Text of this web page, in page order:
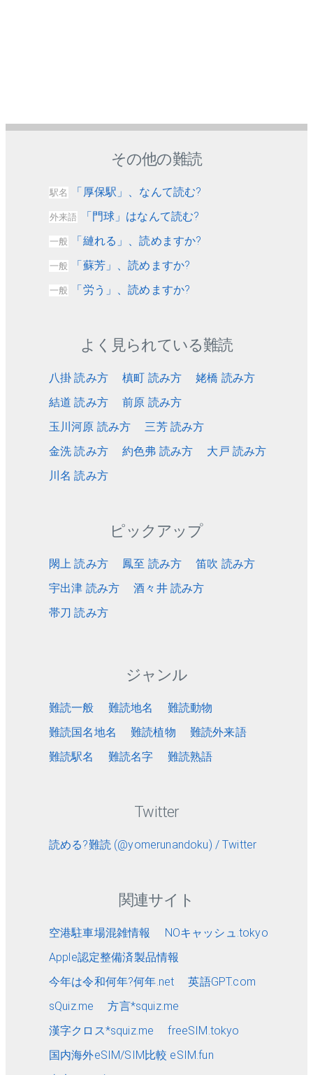
その他の難読
駅名 「厚保駅」、なんて読む?
外来語 「門球」はなんて読む?
一般 「縺れる」、読めますか?
一般 「蘇芳」、読めますか?
一般 「労う」、読めますか?
よく見られている難読
八掛 読み方 槙町 読み方
姥橋 読み方
結道 読み方
前原 読み方
玉川河原 読み方
三芳 読み方
金洗 読み方
約色弗 読み方
大戸 読み方
川名 読み方
ピックアップ
閖上 読み方 鳳至 読み方
笛吹 読み方
宇出津 読み方
酒々井 読み方
帯刀 読み方
ジャンル
難読一般 難読地名
難読動物
難読国名地名
難読植物
難読外来語
難読駅名
難読名字 難読熟語
Twitter
読める?難読 (@yomerunandoku) / Twitter
関連サイト
空港駐車場混雑情報
NOキャッシュ.tokyo
Apple認定整備済製品情報
今年は令和何年?何年.net
英語GPT.com
sQuiz.me
方言*squiz.me
漢字クロス*squiz.me
freeSIM.tokyo
国内海外eSIM/SIM比較 eSIM.fun